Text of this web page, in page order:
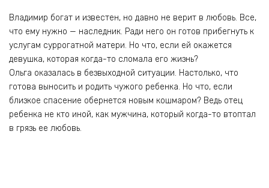
Владимир богат и известен, но давно не верит в любовь. Все,
что ему нужно — наследник. Ради него он готов прибегнуть к
услугам суррогатной матери. Но что, если ей окажется
девушка, которая когда-то сломала его жизнь?
Ольга оказалась в безвыходной ситуации. Настолько, что
готова выносить и родить чужого ребенка. Но что, если
близкое спасение обернется новым кошмаром? Ведь отец
ребенка не кто иной, как мужчина, который когда-то втоптал
в грязь ее любовь.